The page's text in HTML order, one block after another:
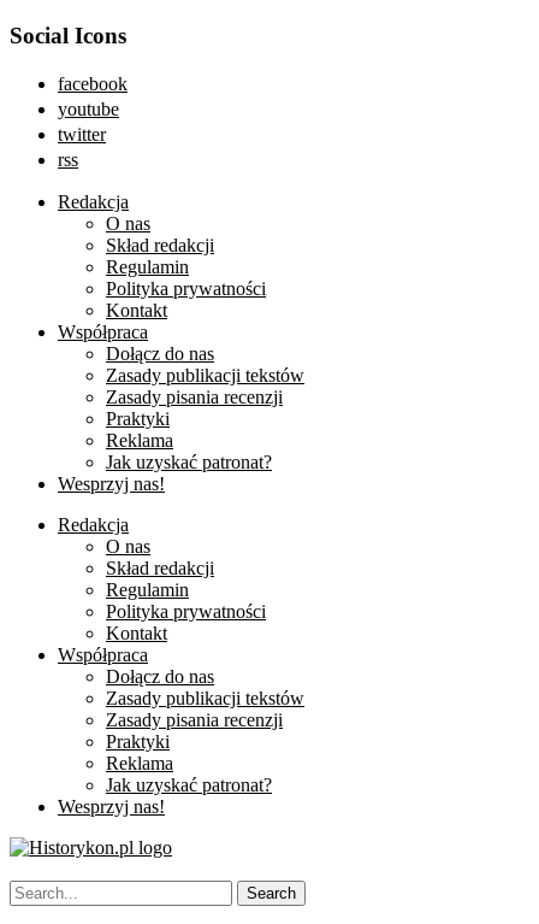
Social Icons
facebook
youtube
twitter
rss
Redakcja
O nas
Skład redakcji
Regulamin
Polityka prywatności
Kontakt
Współpraca
Dołącz do nas
Zasady publikacji tekstów
Zasady pisania recenzji
Praktyki
Reklama
Jak uzyskać patronat?
Wesprzyj nas!
Redakcja
O nas
Skład redakcji
Regulamin
Polityka prywatności
Kontakt
Współpraca
Dołącz do nas
Zasady publikacji tekstów
Zasady pisania recenzji
Praktyki
Reklama
Jak uzyskać patronat?
Wesprzyj nas!